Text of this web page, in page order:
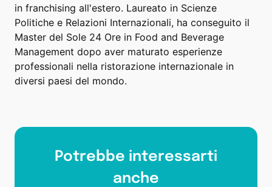
in franchising all'estero. Laureato in Scienze
Politiche e Relazioni Internazionali, ha conseguito il
Master del Sole 24 Ore in Food and Beverage
Management dopo aver maturato esperienze
professionali nella ristorazione internazionale in
diversi paesi del mondo.
Potrebbe interessarti
anche